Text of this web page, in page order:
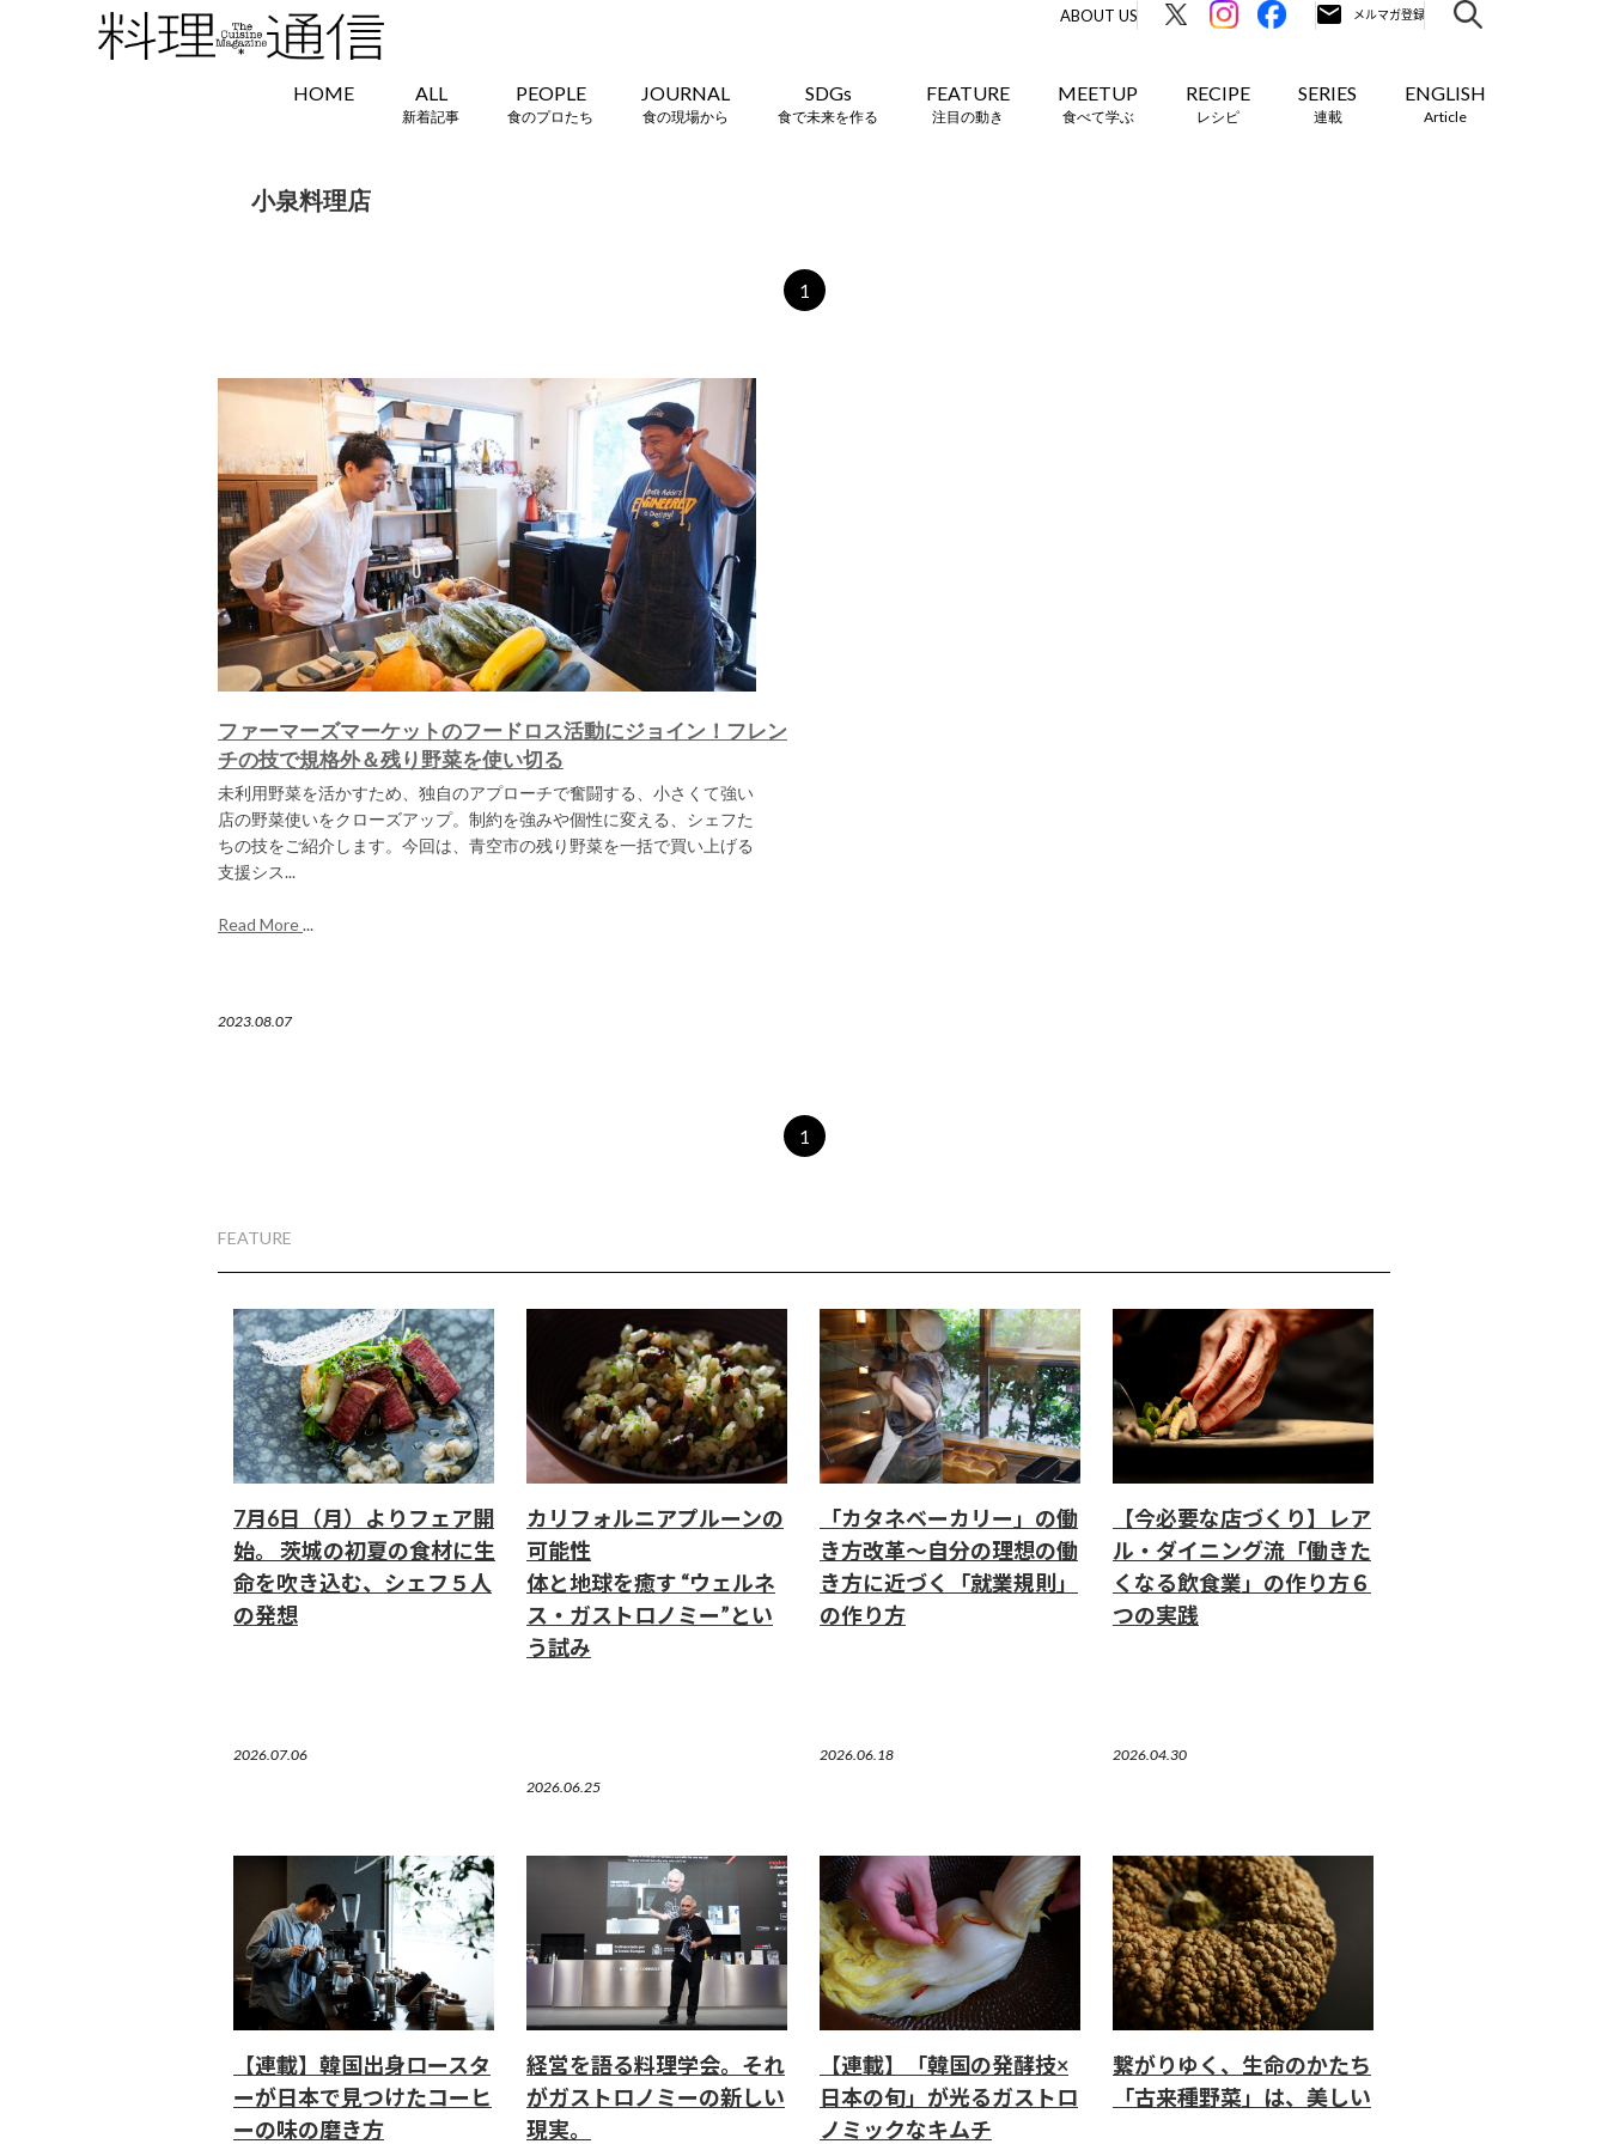
ABOUT US
HOME ALL
新着記事
PEOPLE
食のプロたち
JOURNAL
食の現場から
SDGs
食で未来を作る
FEATURE
注目の動き
MEETUP
食べて学ぶ
RECIPE
レシピ
SERIES
連載
ENGLISH
Article
小泉料理店
1
ファーマーズマーケットのフードロス活動にジョイン！フレン
チの技で規格外＆残り野菜を使い切る
未利用野菜を活かすため、独自のアプローチで奮闘する、小さくて強い
店の野菜使いをクローズアップ。制約を強みや個性に変える、シェフた
ちの技をご紹介します。今回は、青空市の残り野菜を一括で買い上げる
支援シス...
Read More...
2023.08.07
1
FEATURE
7月6日（月）よりフェア開
始。 茨城の初夏の食材に生
命を吹き込む、シェフ５人
の発想
2026.07.06
カリフォルニアプルーンの
可能性
体と地球を癒す “ウェルネ
ス・ガストロノミー”とい
う試み
2026.06.25
「カタネベーカリー」の働
き方改革～自分の理想の働
き方に近づく「就業規則」
の作り方
2026.06.18
【今必要な店づくり】レア
ル・ダイニング流「働きた
くなる飲食業」の作り方６
つの実践
2026.04.30
【連載】韓国出身ロースタ
ーが日本で見つけたコーヒ
ーの味の磨き方
経営を語る料理学会。それ
がガストロノミーの新しい
現実。
【連載】「韓国の発酵技×
日本の旬」が光るガストロ
ノミックなキムチ
繋がりゆく、生命のかたち
「古来種野菜」は、美しい